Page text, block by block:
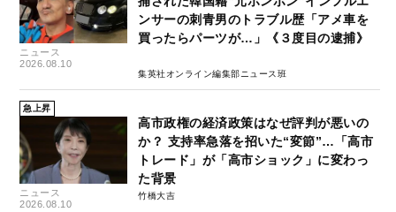
ニュース
2026.08.10
ンサーの刺青男のトラブル歴「アメ車を
買ったらパーツが…」《３度目の逮捕》
集英社オンライン編集部ニュース班
急上昇
ニュース
2026.08.10
高市政権の経済政策はなぜ評判が悪いの
か？ 支持率急落を招いた“変節”…「高市
トレード」が「高市ショック」に変わっ
た背景
竹橋大吉